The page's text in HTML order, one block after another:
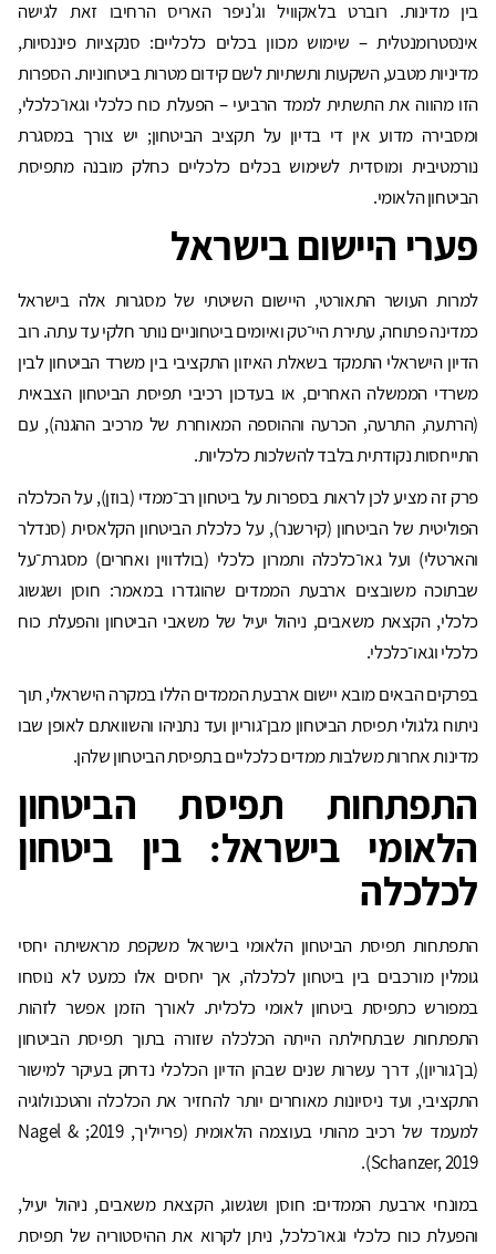
בין מדינות. רוברט בלאקוויל וג'ניפר האריס הרחיבו זאת לגישה
אינסטרומנטלית – שימוש מכוון בכלים כלכליים: סנקציות פיננסיות,
מדיניות מטבע, השקעות ותשתיות לשם קידום מטרות ביטחוניות. הספרות
הזו מהווה את התשתית לממד הרביעי – הפעלת כוח כלכלי וגאו־כלכלי,
ומסבירה מדוע אין די בדיון על תקציב הביטחון; יש צורך במסגרת
נורמטיבית ומוסדית לשימוש בכלים כלכליים כחלק מובנה מתפיסת
הביטחון הלאומי.
פערי היישום בישראל
למרות העושר התאורטי, היישום השיטתי של מסגרות אלה בישראל
כמדינה פתוחה, עתירת היי־טק ואיומים ביטחוניים נותר חלקי עד עתה. רוב
הדיון הישראלי התמקד בשאלת האיזון התקציבי בין משרד הביטחון לבין
משרדי הממשלה האחרים, או בעדכון רכיבי תפיסת הביטחון הצבאית
(הרתעה, התרעה, הכרעה וההוספה המאוחרת של מרכיב ההגנה), עם
התייחסות נקודתית בלבד להשלכות כלכליות.
פרק זה מציע לכן לראות בספרות על ביטחון רב־ממדי (בוזן), על הכלכלה
הפוליטית של הביטחון (קירשנר), על כלכלת הביטחון הקלאסית (סנדלר
והארטלי) ועל גאו־כלכלה ותמרון כלכלי (בולדווין ואחרים) מסגרת־על
שבתוכה משובצים ארבעת הממדים שהוגדרו במאמר: חוסן ושגשוג
כלכלי, הקצאת משאבים, ניהול יעיל של משאבי הביטחון והפעלת כוח
כלכלי וגאו־כלכלי.
בפרקים הבאים מובא יישום ארבעת הממדים הללו במקרה הישראלי, תוך
ניתוח גלגולי תפיסת הביטחון מבן־גוריון ועד נתניהו והשוואתם לאופן שבו
מדינות אחרות משלבות ממדים כלכליים בתפיסת הביטחון שלהן.
התפתחות תפיסת הביטחון
הלאומי בישראל: בין ביטחון
לכלכלה
התפתחות תפיסת הביטחון הלאומי בישראל משקפת מראשיתה יחסי
גומלין מורכבים בין ביטחון לכלכלה, אך יחסים אלו כמעט לא נוסחו
במפורש כתפיסת ביטחון לאומי כלכלית. לאורך הזמן אפשר לזהות
התפתחות שבתחילתה הייתה הכלכלה שזורה בתוך תפיסת הביטחון
(בן־גוריון), דרך עשרות שנים שבהן הדיון הכלכלי נדחק בעיקר למישור
התקציבי, ועד ניסיונות מאוחרים יותר להחזיר את הכלכלה והטכנולוגיה
למעמד של רכיב מהותי בעוצמה הלאומית (פרייליך, 2019; Nagel &
Schanzer, 2019).
במונחי ארבעת הממדים: חוסן ושגשוג, הקצאת משאבים, ניהול יעיל,
והפעלת כוח כלכלי וגאו־כלכל, ניתן לקרוא את ההיסטוריה של תפיסת